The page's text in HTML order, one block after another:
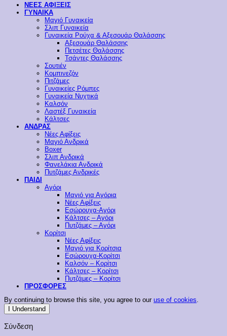
ΝΕΕΣ ΑΦΙΞΕΙΣ
ΓΥΝΑΙΚΑ
Μαγιό Γυναικεία
Σλιπ Γυναικεία
Γυναικεία Ρούχα & Αξεσουάρ Θαλάσσης
Αξεσουάρ Θαλάσσης
Πετσέτες Θαλάσσης
Τσάντες Θαλάσσης
Σουτιέν
Κομπινεζόν
Πιτζάμες
Γυναικείες Ρόμπες
Γυναικεία Νυχτικά
Καλσόν
Λαστέξ Γυναικεία
Κάλτσες
ΑΝΔΡΑΣ
Νέες Αφίξεις
Μαγιό Ανδρικά
Boxer
Σλιπ Ανδρικά
Φανελάκια Ανδρικά
Πυτζάμες Ανδρικές
ΠΑΙΔΙ
Αγόρι
Μαγιό για Αγόρια
Νέες Αφίξεις
Εσώρουχα-Αγόρι
Κάλτσες – Αγόρι
Πυτζάμες – Αγόρι
Κορίτσι
Νέες Αφίξεις
Μαγιό για Κορίτσια
Εσώρουχα-Κορίτσι
Καλσόν – Κορίτσι
Κάλτσες – Κορίτσι
Πυτζάμες – Κορίτσι
ΠΡΟΣΦΟΡΕΣ
By continuing to browse this site, you agree to our use of cookies.
I Understand
Σύνδεση